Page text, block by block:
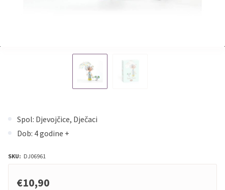
Spol: Djevojčice, Dječaci
Dob: 4 godine +
SKU: DJ06961
€10,90